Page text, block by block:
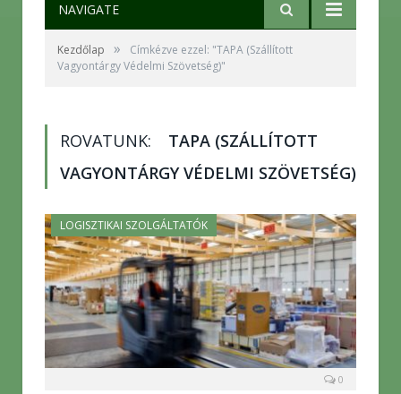
NAVIGATE
Kezdőlap »
Címkézve ezzel: "TAPA (Szállított
Vagyontárgy Védelmi Szövetség)"
ROVATUNK:
TAPA (SZÁLLÍTOTT
VAGYONTÁRGY VÉDELMI SZÖVETSÉG)
LOGISZTIKAI SZOLGÁLTATÓK
0